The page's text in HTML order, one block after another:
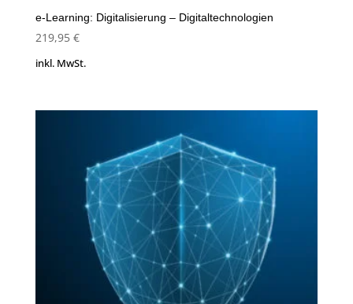
e-Learning: Digitalisierung – Digitaltechnologien
219,95 €
inkl. MwSt.